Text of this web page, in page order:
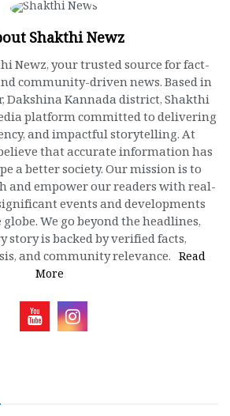
Shakthi Newz
Newz, your trusted source for fact-
community-driven news. Based in
Dakshina Kannada district, Shakthi
platform committed to delivering
and impactful storytelling. At
that accurate information has
a better society. Our mission is to
empower our readers with real-
events and developments
We go beyond the headlines,
story is backed by verified facts,
and community relevance. Read
More